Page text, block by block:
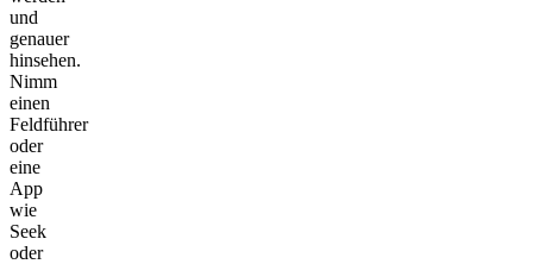
und
genauer
hinsehen.
Nimm
einen
Feldführer
oder
eine
App
wie
Seek
oder